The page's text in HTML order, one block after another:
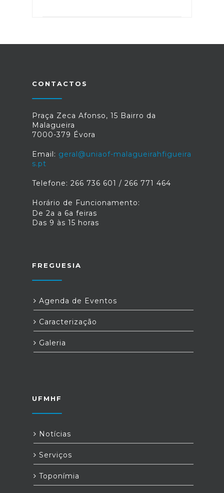
CONTACTOS
Praça Zeca Afonso, 15 Bairro da
Malagueira
7000-379 Évora
Email: geral@uniaof-malagueirahfigueira
s.pt
Telefone: 266 736 601 / 266 771 464
Horário de Funcionamento:
De 2a a 6a feiras
Das 9 às 15 horas
FREGUESIA
Agenda de Eventos
Caracterização
Galeria
UFMHF
Notícias
Serviços
Toponímia